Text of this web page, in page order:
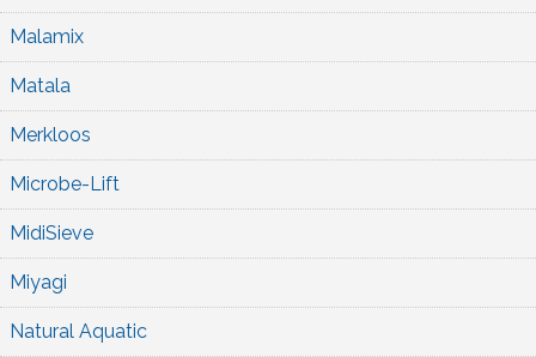
Malamix
Matala
Merkloos
Microbe-Lift
MidiSieve
Miyagi
Natural Aquatic